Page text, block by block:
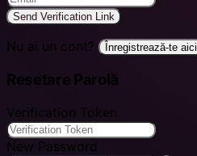
Send Verification Link
Nu ai un cont? Înregistrează-te aici
Resetare Parolă
Verification Token
New Password